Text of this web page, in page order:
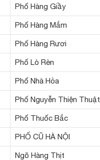
Phố Hàng Giầy
Phố Hàng Mắm
Phố Hàng Rươi
Phố Lò Rèn
Phố Nhà Hỏa
Phố Nguyễn Thiện Thuật
Phố Thuốc Bắc
PHỐ CŨ HÀ NỘI
Ngõ Hàng Thịt